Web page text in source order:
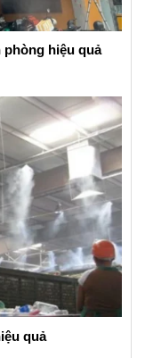
hiệu quả
quả